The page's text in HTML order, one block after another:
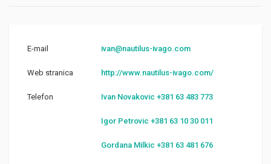
E-mail ivan@nautilus-ivago.com
Web stranica http://www.nautilus-ivago.com/
Telefon Ivan Novakovic +381 63 483 773
Igor Petrovic +381 63 10 30 011
Gordana Milkic +381 63 481 676